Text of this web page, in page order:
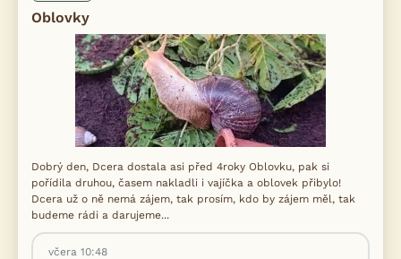
Oblovky
Dobrý den, Dcera dostala asi před 4roky Oblovku, pak si
pořídila druhou, časem nakladli i vajíčka a oblovek přibylo!
Dcera už o ně nemá zájem, tak prosím, kdo by zájem měl, tak
budeme rádi a darujeme...
včera 10:48